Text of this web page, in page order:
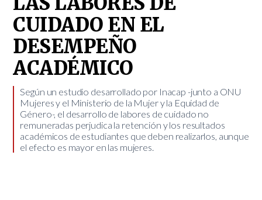
CUIDADO EN EL
DESEMPEÑO
ACADÉMICO
​Según un estudio desarrollado por Inacap -junto a ONU
Mujeres y el Ministerio de la Mujer y la Equidad de
Género-, el desarrollo de labores de cuidado no
remuneradas perjudica la retención y los resultados
académicos de estudiantes que deben realizarlos, aunque
el efecto es mayor en las mujeres.